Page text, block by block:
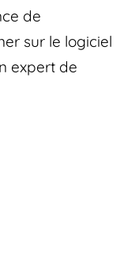
de
sur le logiciel
expert de